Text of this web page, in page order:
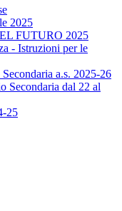
2025
FUTURO 2025
- Istruzioni per le
a.s. 2025-26
Secondaria dal 22 al
25